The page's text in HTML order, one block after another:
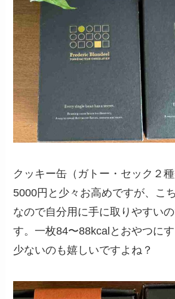
クッキー缶（ガトー・セック２
5000円と少々お高めですが、こ
なので自分用に手に取りやすい
す。一枚84〜88kcalとおやつに
少ないのも嬉しいですよね？